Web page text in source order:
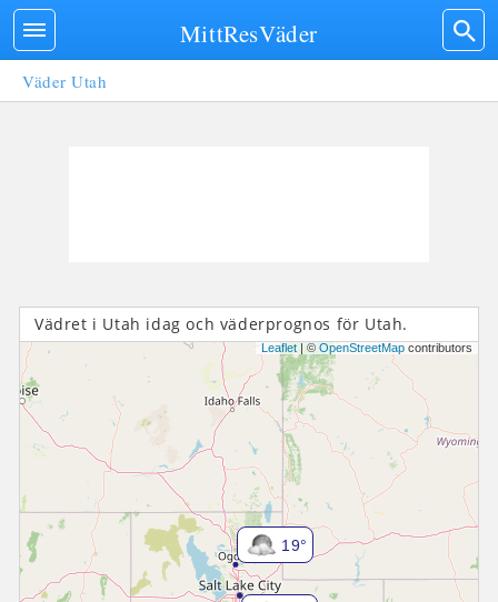
Väder Utah
Vädret i Utah idag och väderprognos för Utah.
19°
Leaflet | © OpenStreetMap contributors
MittResVäder